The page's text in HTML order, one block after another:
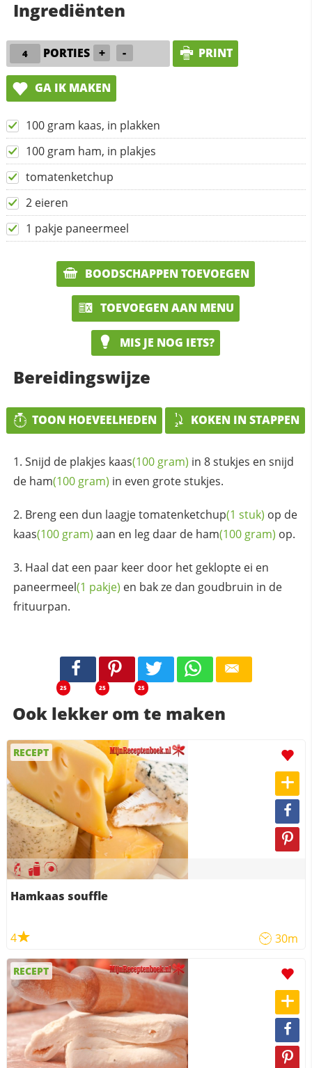
Ingrediënten
PORTIES + - PRINT
GA IK MAKEN
100 gram kaas, in plakken
100 gram ham, in plakjes
tomatenketchup
2 eieren
1 pakje paneermeel
BOODSCHAPPEN TOEVOEGEN
TOEVOEGEN AAN MENU
MIS JE NOG IETS?
Bereidingswijze
TOON HOEVEELHEDEN KOKEN IN STAPPEN
Snijd de plakjes kaas(100 gram) in 8 stukjes en snijd
de ham(100 gram) in even grote stukjes.
Breng een dun laagjetomatenketchup(1 stuk) op de
kaas(100 gram) aan en leg daar de ham(100 gram) op.
Haal dat een paar keer door het geklopte ei en
paneermeel(1 pakje) en bak ze dan goudbruin in de
frituurpan.
25 25 25
Ook lekker om te maken
RECEPT
Hamkaas souffle
4 30m
RECEPT